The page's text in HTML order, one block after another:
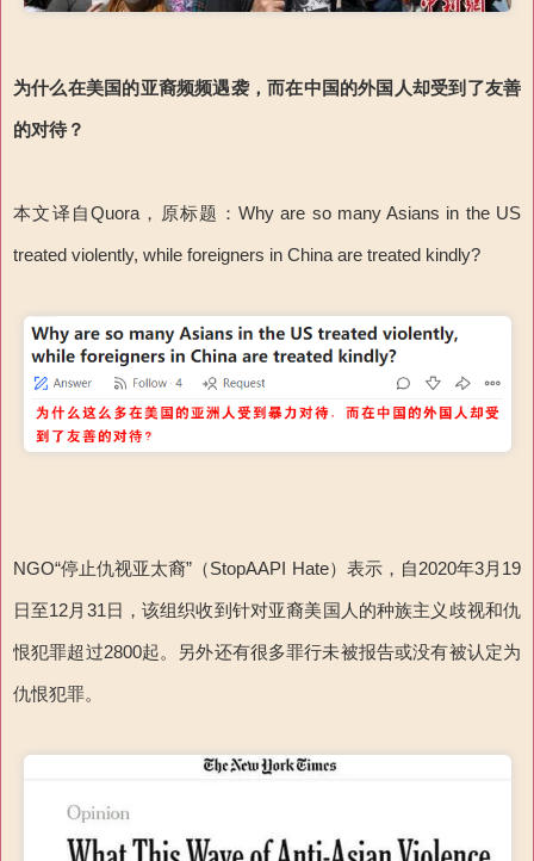
为什么在美国的亚裔频频遇袭，而在中国的外国人却受到了友善
的对待？
本文译自Quora，原标题：Why are so many Asians in the US
treated violently, while foreigners in China are treated kindly?
NGO“停止仇视亚太裔”（StopAAPI Hate）表示，自2020年3月19
日至12月31日，该组织收到针对亚裔美国人的种族主义歧视和仇
恨犯罪超过2800起。另外还有很多罪行未被报告或没有被认定为
仇恨犯罪。